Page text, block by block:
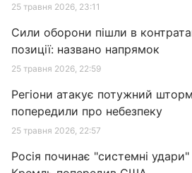
25 травня 2026, 23:11
Сили оборони пішли в
позиції: названо напрямок
25 травня 2026, 22:59
Регіони атакує потужний
попередили про небезпеку
25 травня 2026, 22:57
Росія починає "системні